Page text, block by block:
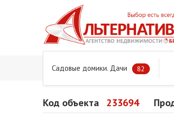
Садовые домики. Дачи 82
Главная Предложения Дачи,
Код объекта 233694